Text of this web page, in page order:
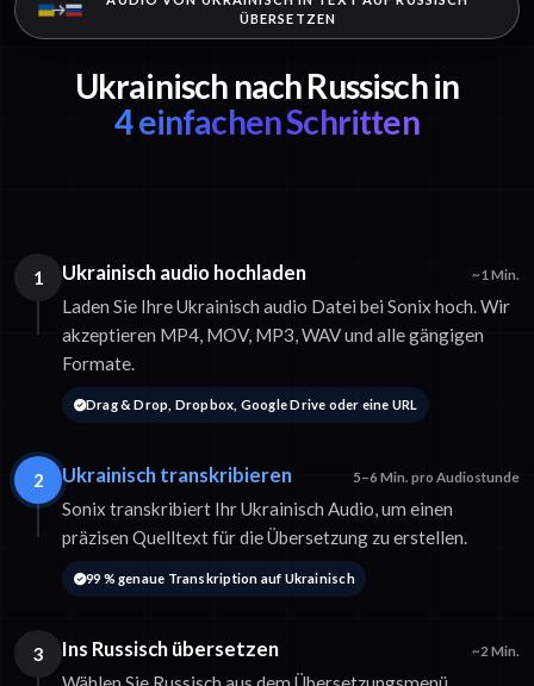
ÜBERSETZEN
Ukrainisch nach Russisch in
4 einfachen Schritten
1 Ukrainisch audio hochladen ~1 Min.
Laden Sie Ihre Ukrainisch audio Datei bei Sonix hoch. Wir
akzeptieren MP4, MOV, MP3, WAV und alle gängigen
Formate.
Drag & Drop, Dropbox, Google Drive oder eine URL
2 Ukrainisch transkribieren 5–6 Min. pro Audiostunde
Sonix transkribiert Ihr Ukrainisch Audio, um einen
präzisen Quelltext für die Übersetzung zu erstellen.
99 % genaue Transkription auf Ukrainisch
3 Ins Russisch übersetzen ~2 Min.